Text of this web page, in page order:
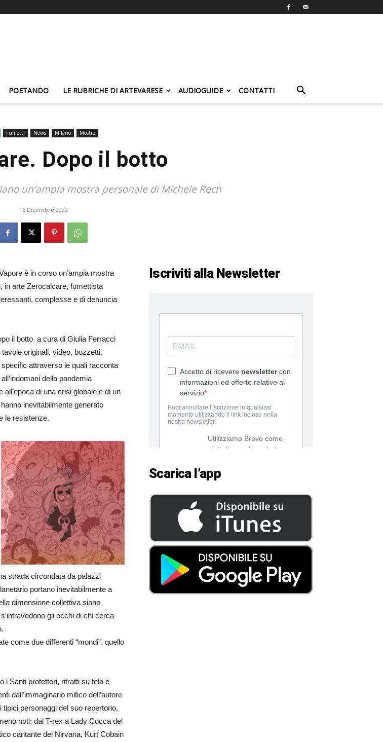
POETANDO LE RUBRICHE DI ARTEVARESE AUDIOGUIDE CONTATTI
Fumetti News Milano Mostre
Dopo il botto
un'ampia mostra personale di Michele Rech
16 Dicembre 2022
è in corso un’ampia mostra
in arte Zerocalcare, fumettista
complesse e di denuncia
il botto a cura di Giulia Ferracci
originali, video, bozzetti,
specific attraverso le quali racconta
della pandemia
all’epoca di una crisi globale e di un
inevitabilmente generato
le resistenze.
strada circondata da palazzi
portano inevitabilmente a
dimensione collettiva siano
gli occhi di chi cerca
come due differenti “mondi”, quello
i Santi protettori, ritratti su tela e
dall’immaginario mitico dell’autore
tipici personaggi del suo repertorio,
noti: dal T-rex a Lady Cocca del
cantante dei Nirvana, Kurt Cobain
Iscriviti alla Newsletter
Scarica l’app